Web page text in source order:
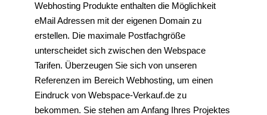
Webhosting Produkte enthalten die Möglichkeit
eMail Adressen mit der eigenen Domain zu
erstellen. Die maximale Postfachgröße
unterscheidet sich zwischen den Webspace
Tarifen. Überzeugen Sie sich von unseren
Referenzen im Bereich Webhosting, um einen
Eindruck von Webspace-Verkauf.de zu
bekommen. Sie stehen am Anfang Ihres Projektes